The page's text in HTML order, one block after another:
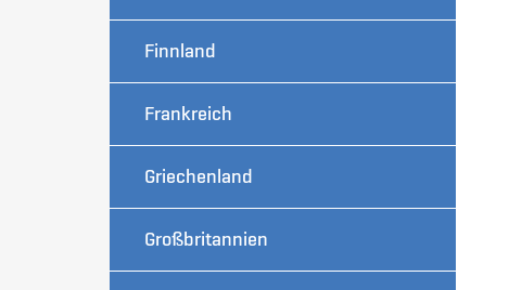
Finnland
Frankreich
Griechenland
Großbritannien